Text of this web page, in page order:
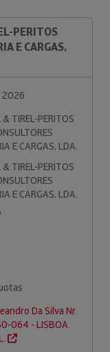
PERITOS
E CARGAS,
& TIREL-PERITOS
E CARGAS, LDA.
& TIREL-PERITOS
E CARGAS, LDA.
Da Silva Nr.
064 - LISBOA.